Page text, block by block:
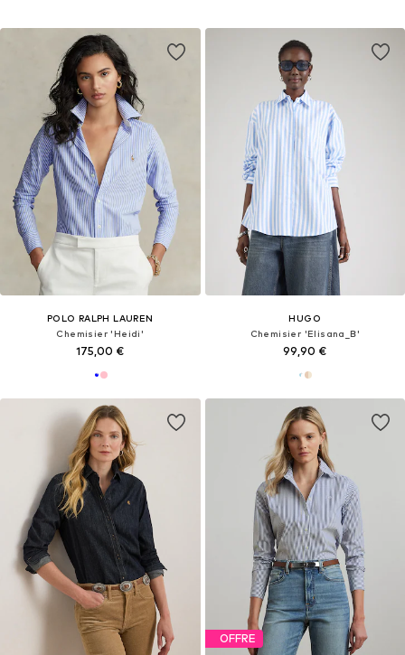
POLO RALPH LAUREN
Chemisier 'Heidi'
175,00 €
HUGO
Chemisier 'Elisana_B'
99,90 €
OFFRE